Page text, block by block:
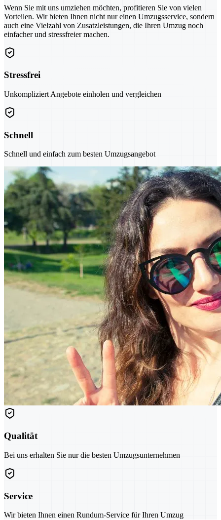
Wenn Sie mit uns umziehen möchten, profitieren Sie von vielen
Vorteilen. Wir bieten Ihnen nicht nur einen Umzugsservice, sondern
auch eine Vielzahl von Zusatzleistungen, die Ihren Umzug noch
einfacher und stressfreier machen.
Stressfrei
Unkompliziert Angebote einholen und vergleichen
Schnell
Schnell und einfach zum besten Umzugsangebot
Qualität
Bei uns erhalten Sie nur die besten Umzugsunternehmen
Service
Wir bieten Ihnen einen Rundum-Service für Ihren Umzug